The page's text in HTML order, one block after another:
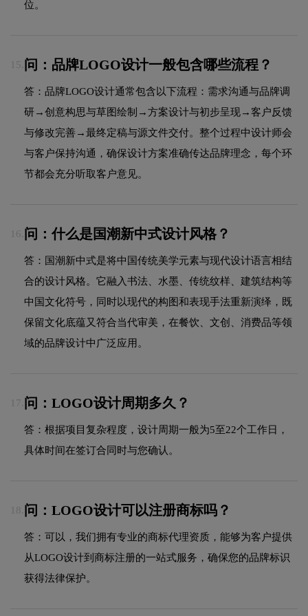
位。
15. 问：品牌LOGO设计一般包含哪些流程？
答：品牌LOGO设计通常包含以下流程：需求沟通与品牌调
研→创意构思与草图绘制→方案设计与初步呈现→客户反馈
与修改完善→最终定稿与源文件交付。整个过程中设计师会
与客户保持沟通，确保设计方案准确传达品牌理念，每个环
节都会充分听取客户意见。
16. 问：什么是国潮新中式设计风格？
答：国潮新中式是将中国传统美学元素与现代设计语言相结
合的设计风格。它融入书法、水墨、传统纹样、建筑结构等
中国文化符号，同时以现代的构图和表现手法重新演绎，既
保留文化底蕴又符合当代审美，在餐饮、文创、消费品等领
域的品牌设计中广泛应用。
17. 问：LOGO设计周期多久？
答：根据项目复杂程度，设计周期一般为5至22个工作日，
具体时间在签订合同时与您确认。
18. 问：LOGO设计可以注册商标吗？
答：可以，我们拥有专业的商标代理资质，能够为客户提供
从LOGO设计到商标注册的一站式服务，确保您的品牌标识
获得法律保护。